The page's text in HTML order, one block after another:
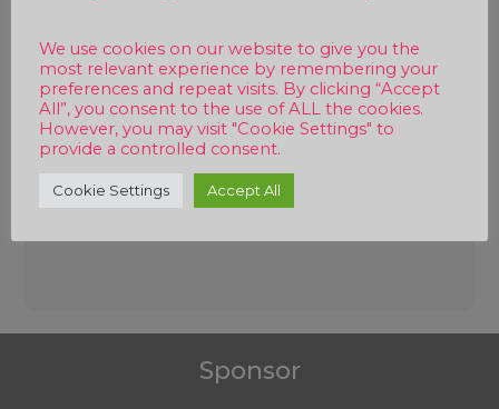
Beitragsnavigation
Sponsor
We use cookies on our website to give you the
most relevant experience by remembering your
preferences and repeat visits. By clicking “Accept
All”, you consent to the use of ALL the cookies.
However, you may visit "Cookie Settings" to
provide a controlled consent.
Cookie Settings Accept All